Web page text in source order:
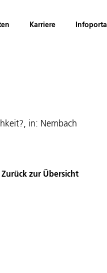
Karriere Infoportal
in: Nembach
Zurück zur Übersicht